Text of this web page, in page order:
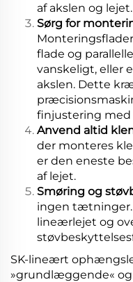
af akslen og lejet.
Sørg for
flade og
vanskeligt, eller
akslen. Dette
finjustering med
Anvend altid
der monteres
er den eneste
af lejet.
Smøring og
ingen tætninger.
lineærlejet og
SK-lineært
»grundlæggende« og